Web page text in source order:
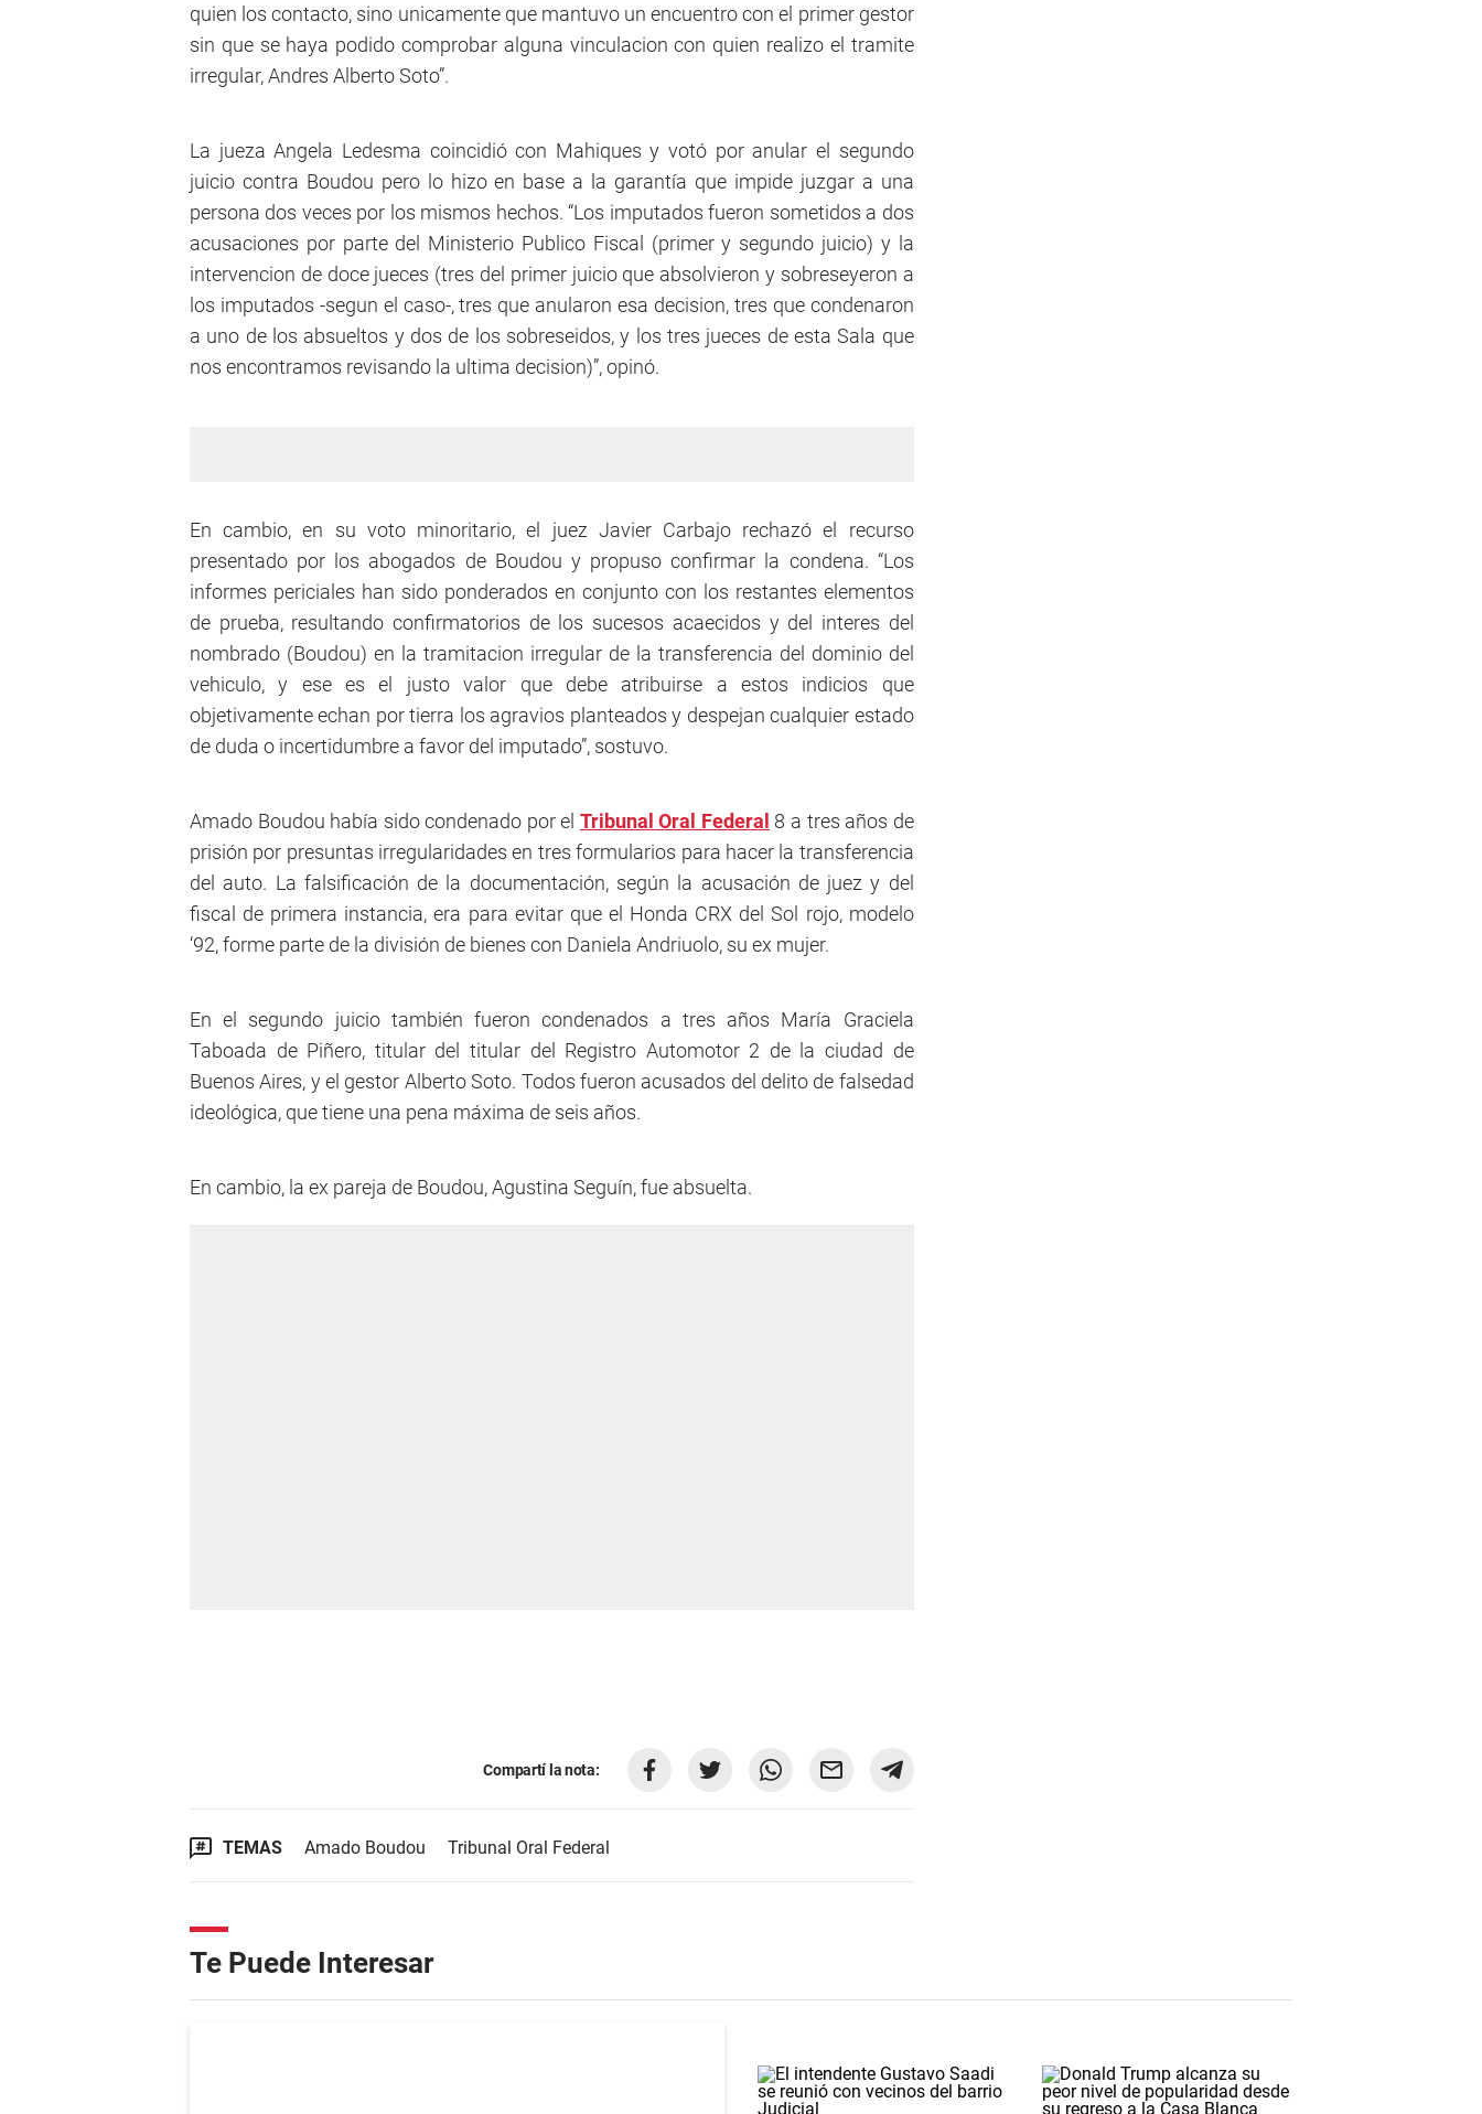
quien los contacto, sino unicamente que mantuvo un encuentro con el primer gestor
sin que se haya podido comprobar alguna vinculacion con quien realizo el tramite
irregular, Andres Alberto Soto”.
La jueza Angela Ledesma coincidió con Mahiques y votó por anular el segundo
juicio contra Boudou pero lo hizo en base a la garantía que impide juzgar a una
persona dos veces por los mismos hechos. “Los imputados fueron sometidos a dos
acusaciones por parte del Ministerio Publico Fiscal (primer y segundo juicio) y la
intervencion de doce jueces (tres del primer juicio que absolvieron y sobreseyeron a
los imputados -segun el caso-, tres que anularon esa decision, tres que condenaron
a uno de los absueltos y dos de los sobreseidos, y los tres jueces de esta Sala que
nos encontramos revisando la ultima decision)”, opinó.
En cambio, en su voto minoritario, el juez Javier Carbajo rechazó el recurso
presentado por los abogados de Boudou y propuso confirmar la condena. “Los
informes periciales han sido ponderados en conjunto con los restantes elementos
de prueba, resultando confirmatorios de los sucesos acaecidos y del interes del
nombrado (Boudou) en la tramitacion irregular de la transferencia del dominio del
vehiculo, y ese es el justo valor que debe atribuirse a estos indicios que
objetivamente echan por tierra los agravios planteados y despejan cualquier estado
de duda o incertidumbre a favor del imputado”, sostuvo.
Amado Boudou había sido condenado por el Tribunal Oral Federal 8 a tres años de
prisión por presuntas irregularidades en tres formularios para hacer la transferencia
del auto. La falsificación de la documentación, según la acusación de juez y del
fiscal de primera instancia, era para evitar que el Honda CRX del Sol rojo, modelo
‘92, forme parte de la división de bienes con Daniela Andriuolo, su ex mujer.
En el segundo juicio también fueron condenados a tres años María Graciela
Taboada de Piñero, titular del titular del Registro Automotor 2 de la ciudad de
Buenos Aires, y el gestor Alberto Soto. Todos fueron acusados del delito de falsedad
ideológica, que tiene una pena máxima de seis años.
En cambio, la ex pareja de Boudou, Agustina Seguín, fue absuelta.
Compartí la nota:
TEMAS Amado Boudou Tribunal Oral Federal
Te Puede Interesar